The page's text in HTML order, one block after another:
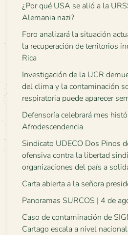
¿Por qué USA se alió a la
Alemania nazi?
Foro analizará la situación
la recuperación de territorios
Rica
Investigación de la UCR
del clima y la contaminación
respiratoria puede aparecer
Defensoría celebrará mes
Afrodescendencia
Sindicato UDECO Dos Pinos
ofensiva contra la libertad
organizaciones del país a
Carta abierta a la señora
Panoramas SURCOS | 4 de
Caso de contaminación de
Cartago escala a nivel